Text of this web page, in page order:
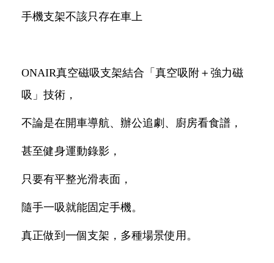
手機支架不該只存在車上
ONAIR真空磁吸支架結合「真空吸附＋強力磁
吸」技術，
不論是在開車導航、辦公追劇、廚房看食譜，
甚至健身運動錄影，
只要有平整光滑表面，
隨手一吸就能固定手機。
真正做到一個支架，多種場景使用。